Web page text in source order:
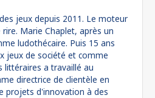
jeux depuis 2011. Le moteur
Marie Chaplet, après un
ludothécaire. Puis 15 ans
jeux de société et comme
littéraires a travaillé au
directrice de clientèle en
projets d'innovation à des